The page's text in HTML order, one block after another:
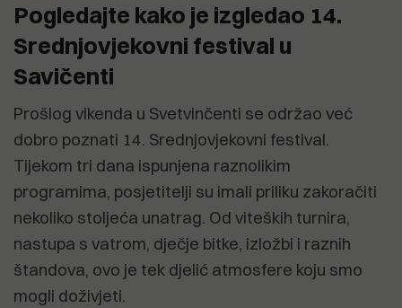
Pogledajte kako je izgledao 14.
Srednjovjekovni festival u
Savičenti
Prošlog vikenda u Svetvinčenti se održao već
dobro poznati 14. Srednjovjekovni festival.
Tijekom tri dana ispunjena raznolikim
programima, posjetitelji su imali priliku zakoračiti
nekoliko stoljeća unatrag. Od viteških turnira,
nastupa s vatrom, dječje bitke, izložbi i raznih
štandova, ovo je tek djelić atmosfere koju smo
mogli doživjeti.